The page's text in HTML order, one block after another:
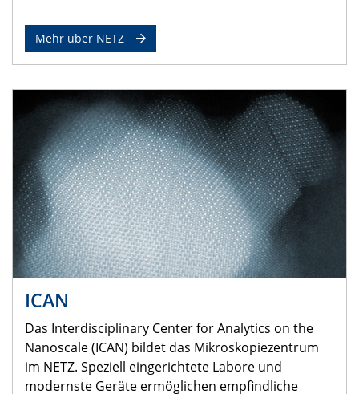
Mehr über NETZ
ICAN
Das Interdisciplinary Center for Analytics on the
Nanoscale (ICAN) bildet das Mikroskopiezentrum
im NETZ. Speziell eingerichtete Labore und
modernste Geräte ermöglichen empfindliche